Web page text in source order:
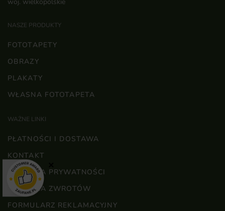
NASZE PRODUKTY
FOTOTAPETY
OBRAZY
PLAKATY
WŁASNA FOTOTAPETA
WAŻNE LINKI
PŁATNOŚCI I DOSTAWA
KONTAKT
POLITYKA PRYWATNOŚCI
POLITYKA ZWROTÓW
FORMULARZ REKLAMACYJNY